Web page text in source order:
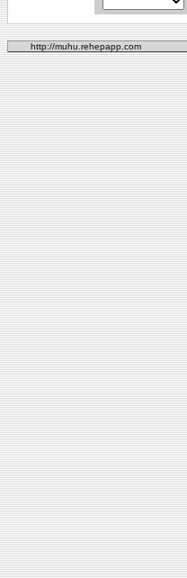
http://muhu.rehepapp.com